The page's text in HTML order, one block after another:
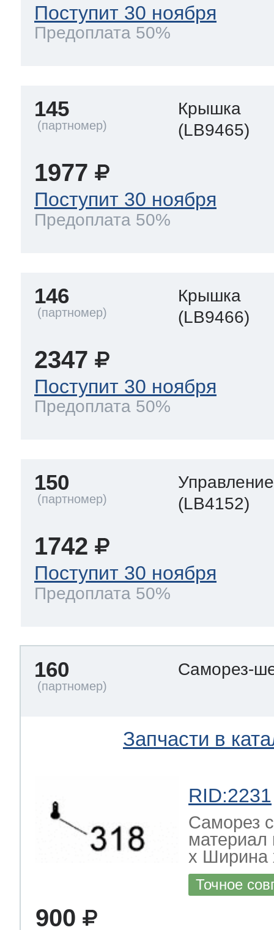
Поступит 30 ноября
Предоплата 50%
145
Крышка
(LB9465)
1977
Поступит 30 ноября
Предоплата 50%
146
Крышка
(LB9466)
2347
Поступит 30 ноября
Предоплата 50%
150
Управление
(LB4152)
1742
Поступит 30 ноября
Предоплата 50%
160 Саморез-
Запчасти в
RID:2231
Саморез
х Ширина
Точное
900